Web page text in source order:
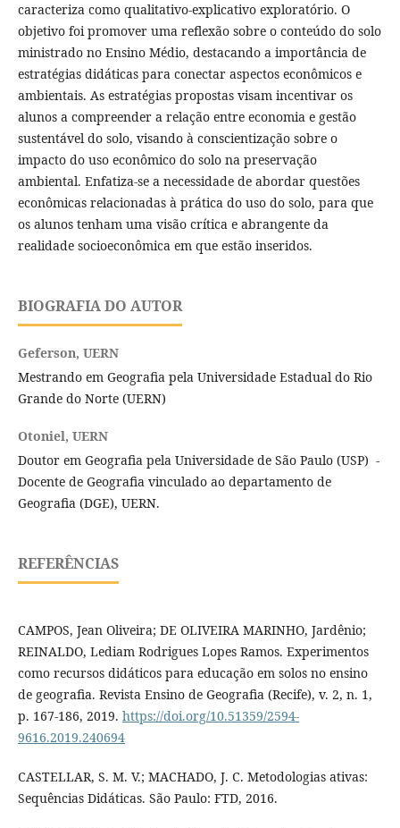
caracteriza como qualitativo-explicativo exploratório. O
objetivo foi promover uma reflexão sobre o conteúdo do solo
ministrado no Ensino Médio, destacando a importância de
estratégias didáticas para conectar aspectos econômicos e
ambientais. As estratégias propostas visam incentivar os
alunos a compreender a relação entre economia e gestão
sustentável do solo, visando à conscientização sobre o
impacto do uso econômico do solo na preservação
ambiental. Enfatiza-se a necessidade de abordar questões
econômicas relacionadas à prática do uso do solo, para que
os alunos tenham uma visão crítica e abrangente da
realidade socioeconômica em que estão inseridos.
BIOGRAFIA DO AUTOR
Geferson, UERN
Mestrando em Geografia pela Universidade Estadual do Rio
Grande do Norte (UERN)
Otoniel, UERN
Doutor em Geografia pela Universidade de São Paulo (USP) -
Docente de Geografia vinculado ao departamento de
Geografia (DGE), UERN.
REFERÊNCIAS
CAMPOS, Jean Oliveira; DE OLIVEIRA MARINHO, Jardênio;
REINALDO, Lediam Rodrigues Lopes Ramos. Experimentos
como recursos didáticos para educação em solos no ensino
de geografia. Revista Ensino de Geografia (Recife), v. 2, n. 1,
p. 167-186, 2019. https://doi.org/10.51359/2594-
9616.2019.240694
CASTELLAR, S. M. V.; MACHADO, J. C. Metodologias ativas:
Sequências Didáticas. São Paulo: FTD, 2016.